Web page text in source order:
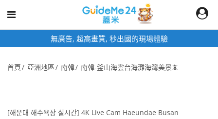
無廣告, 超高畫質, 秒出國的現場體驗
首頁 亞洲地區 南韓 南韓-釜山海雲台海灘海灣美景📵
[해운대 해수욕장 실시간] 4K Live Cam Haeundae Busan